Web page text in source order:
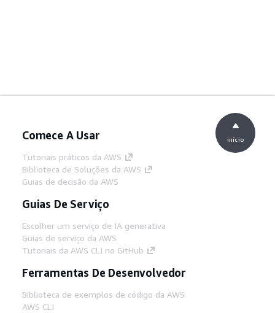
Comece A Usar
Tutoriais práticos da AWS
Biblioteca de Soluções da AWS
Guias de decisão da AWS
Guias De Serviço
Escolher um serviço de IA generativa
Guias de serviço da AWS
Tutoriais da AWS CLI no GitHub
Ferramentas De Desenvolvedor
Biblioteca de exemplos de código da AWS
AWS CLI
início